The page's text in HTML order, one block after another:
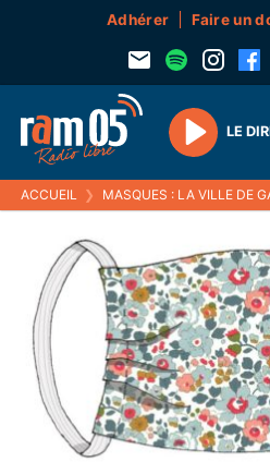
Adhérer Faire un
Play
LE
ACCUEIL ❯ MASQUES : LA VILLE DE GAP SE FIXE L'OBJECTIF